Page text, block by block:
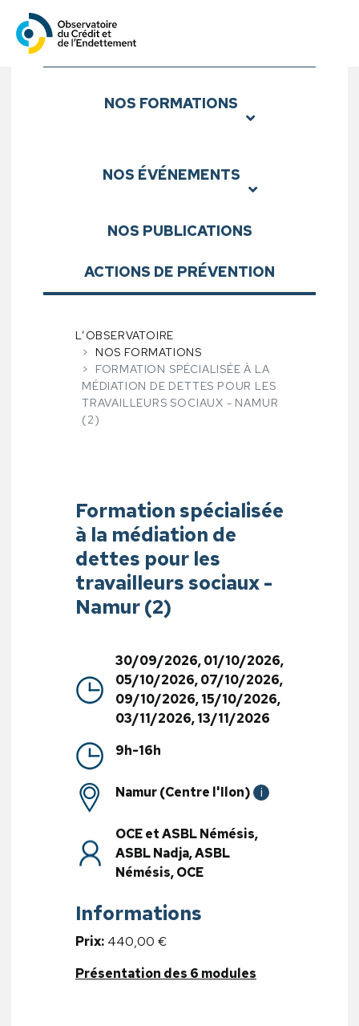
Observatoire du Crédit et
Sous-menu
NOS FORMATIONS
NOS ÉVÉNEMENTS
NOS PUBLICATIONS
ACTIONS DE PRÉVENTION
L’OBSERVATOIRE
NOS FORMATIONS
FORMATION SPÉCIALISÉE À LA
MÉDIATION DE DETTES POUR LES
TRAVAILLEURS SOCIAUX - NAMUR
(2)
Formation spécialisée
à la médiation de
dettes pour les
travailleurs sociaux -
Namur (2)
30/09/2026, 01/10/2026,
05/10/2026, 07/10/2026,
09/10/2026, 15/10/2026,
03/11/2026, 13/11/2026
9h-16h
Namur (Centre l'Ilon) i
OCE et ASBL Némésis,
ASBL Nadja, ASBL
Némésis, OCE
Informations
Prix: 440,00 €
Présentation des 6 modules